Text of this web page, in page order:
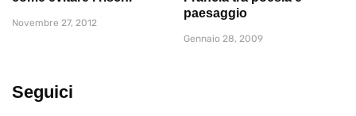
Novembre 27, 2012
paesaggio
Gennaio 28, 2009
Seguici